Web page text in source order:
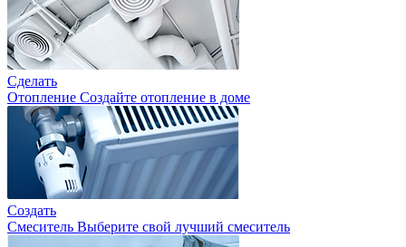
Сделать
Отопление Создайте отопление в доме
Создать
Смеситель Выберите свой лучший смеситель